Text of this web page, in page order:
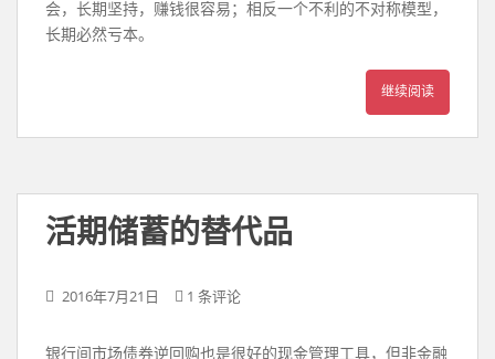
会，长期坚持，赚钱很容易；相反一个不利的不对称模型，
长期必然亏本。
继续阅读
活期储蓄的替代品
2016年7月21日 1 条评论
银行间市场债券逆回购也是很好的现金管理工具，但非金融